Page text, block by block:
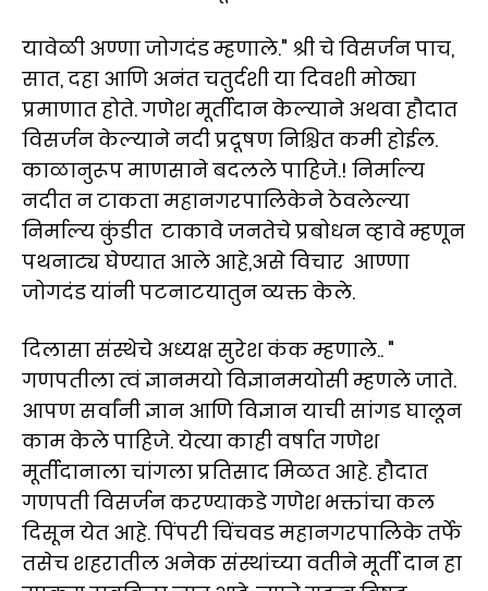
यावेळी अण्णा जोगदंड म्हणाले." श्री चे विसर्जन पाच,
सात, दहा आणि अनंत चतुर्दशी या दिवशी मोठ्या
प्रमाणात होते. गणेश मूर्तीदान केल्याने अथवा हौदात
विसर्जन केल्याने नदी प्रदूषण निश्चित कमी होईल.
काळानुरूप माणसाने बदलले पाहिजे.! निर्माल्य
नदीत न टाकता महानगरपालिकेने ठेवलेल्या
निर्माल्य कुंडीत टाकावे जनतेचे प्रबोधन व्हावे म्हणून
पथनाट्य घेण्यात आले आहे,असे विचार आण्णा
जोगदंड यांनी पटनाटयातुन व्यक्त केले.
दिलासा संस्थेचे अध्यक्ष सुरेश कंक म्हणाले.. "
गणपतीला त्वं ज्ञानमयो विज्ञानमयोसी म्हणले जाते.
आपण सर्वांनी ज्ञान आणि विज्ञान याची सांगड घालून
काम केले पाहिजे. येत्या काही वर्षात गणेश
मूर्तीदानाला चांगला प्रतिसाद मिळत आहे. हौदात
गणपती विसर्जन करण्याकडे गणेश भक्तांचा कल
दिसून येत आहे. पिंपरी चिंचवड महानगरपालिके तर्फे
तसेच शहरातील अनेक संस्थांच्या वतीने मूर्ती दान हा